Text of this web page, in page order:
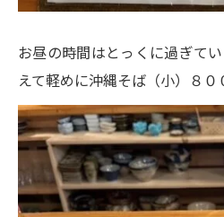
お昼の時間はとっくに過ぎて
えて軽めに沖縄そば（小）８０